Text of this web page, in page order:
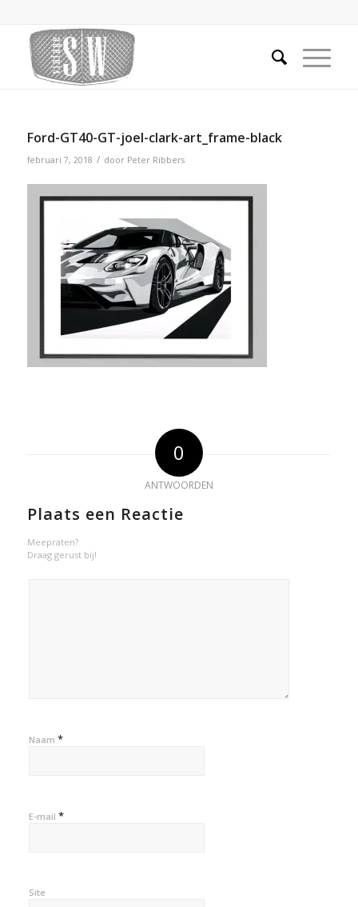
Ford-GT40-GT-joel-clark-art_frame-black
februari 7, 2018 / door Peter Ribbers
0
ANTWOORDEN
Plaats een Reactie
Meepraten?
Draag gerust bij!
Naam *
E-mail *
Site